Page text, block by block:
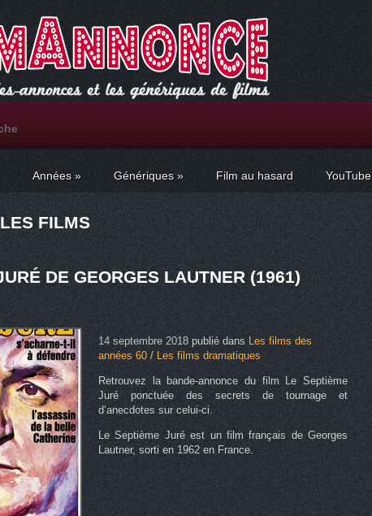
Années » Génériques » Film au hasard YouTube
FILMS
DE GEORGES LAUTNER (1961)
14 septembre 2018publié dansLes films des
années 60 / Les films dramatiques
Retrouvez la bande-annonce du film Le Septième
Juré ponctuée des secrets de tournage et
d’anecdotes sur celui-ci.
Le Septième Juré est un film français de Georges
Lautner, sorti en 1962 en France.